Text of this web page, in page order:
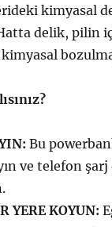
kimyasal
delik, pilin
Bu
ve telefon
YERE KOYUN: